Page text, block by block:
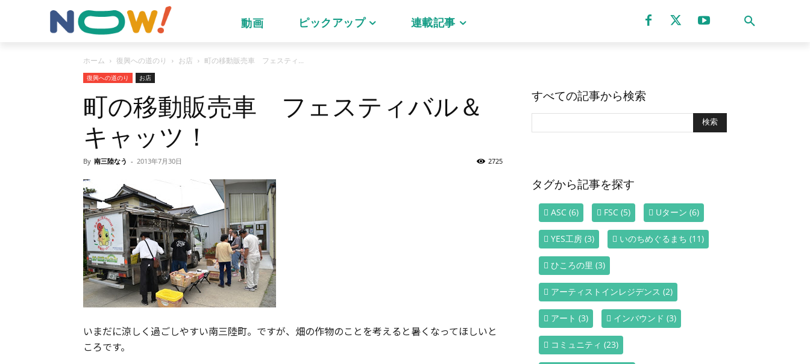
動画 ピックアップ 連載記事
ホーム 復興への道のり お店 町の移動販売車 フェスティ...
復興への道のり お店
町の移動販売車 フェスティバル＆
キャッツ！
By 南三陸なう - 2013年7月30日 2725
いまだに涼しく過ごしやすい南三陸町。ですが、畑の作物のことを考えると暑くなってほしいと
ころです。
すべての記事から検索
タグから記事を探す
ASC (6) FSC (5) Uターン (6)
YES工房 (3) いのちめぐるまち (11)
ひころの里 (3)
アーティストインレジデンス (2)
アート (3) インバウンド (3)
コミュニティ (23)